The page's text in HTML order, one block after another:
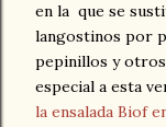
en la que se
langostinos por
pepinillos y
especial a esta
la ensalada Biof